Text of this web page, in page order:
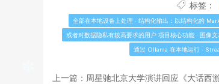
标签：
全部在本地设备上处理 · 结构化输出：以结构化的
或者对数据隐私有较高要求的用户 项目核心功能 · 图像
通过 Ollama 在本地运行 ·
上一篇： 周星驰北京大学演讲回应《大话西游